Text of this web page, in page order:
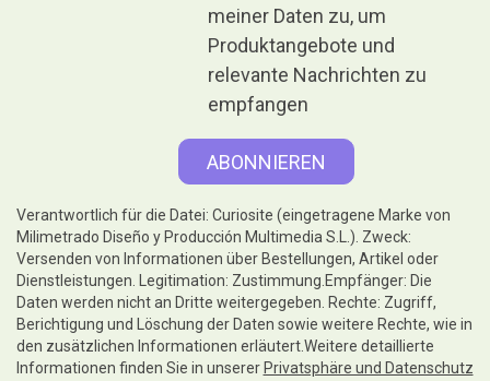
meiner Daten zu, um
Produktangebote und
relevante Nachrichten zu
empfangen
Verantwortlich für die Datei: Curiosite (eingetragene Marke von
Milimetrado Diseño y Producción Multimedia S.L.). Zweck:
Versenden von Informationen über Bestellungen, Artikel oder
Dienstleistungen. Legitimation: Zustimmung.Empfänger: Die
Daten werden nicht an Dritte weitergegeben. Rechte: Zugriff,
Berichtigung und Löschung der Daten sowie weitere Rechte, wie in
den zusätzlichen Informationen erläutert.Weitere detaillierte
Informationen finden Sie in unserer Privatsphäre und Datenschutz